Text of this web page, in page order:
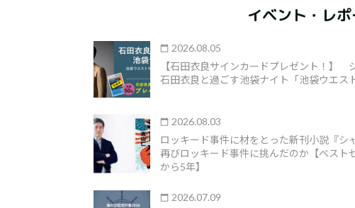
イベント・レポ
2026.08.05
【石田衣良サインカードプレゼント！】
石田衣良と過ごす池袋ナイト「池袋ウエス
2026.08.03
ロッキード事件に材をとった新刊小説『
再びロッキード事件に挑んだのか【ベスト
から5年】
2026.07.09